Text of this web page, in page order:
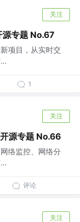
关注
源专题 No.67
项目，从实时交
1
关注
源专题 No.66
络监控、网络分
评论
关注